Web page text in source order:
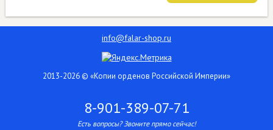
info@falar-shop.ru
2013-2026 © «Копии орденов Российской Империи»
8-901-389-07-71
Есть вопросы? Звоните прямо сейчас!